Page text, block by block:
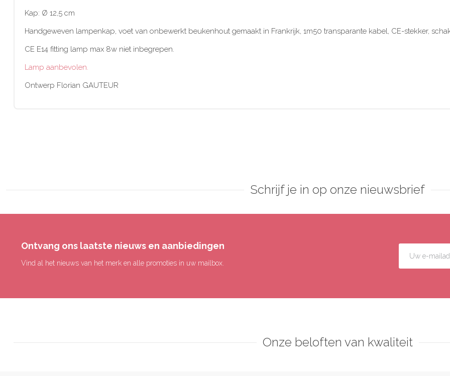
Kap: Ø 12,5 cm
Handgeweven lampenkap, voet van onbewerkt beukenhout gemaakt in Frankrijk, 1m50 transparante kabel, CE-stekker,
CE E14 fitting lamp max 8w niet inbegrepen.
Lamp aanbevolen.
Ontwerp Florian GAUTEUR
Schrijf je in op onze nieuwsbrief
Ontvang ons laatste nieuws en aanbiedingen
Vind al het nieuws van het merk en alle promoties in uw mailbox.
Onze beloften van kwaliteit